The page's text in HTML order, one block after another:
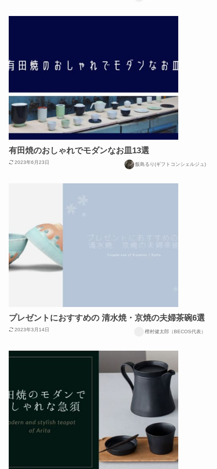
有田焼のおしゃれでモダンなお皿13選
2023年6月23日 飯島るり(ギフトコンシェルジュ)
プレゼントにおすすめの 清水焼・京焼の夫婦茶碗6選
2023年3月14日 樫村健太郎（BECOS代表）